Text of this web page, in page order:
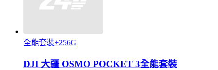
全能套裝+256G
DJI 大疆 OSMO POCKET 3全能套裝